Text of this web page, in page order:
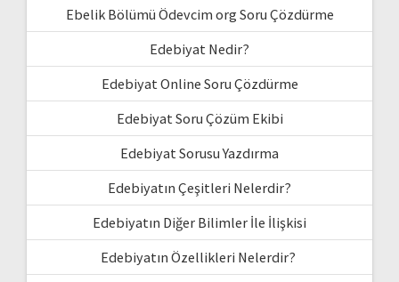
Ebelik Bölümü Ödevcim org Soru Çözdürme
Edebiyat Nedir?
Edebiyat Online Soru Çözdürme
Edebiyat Soru Çözüm Ekibi
Edebiyat Sorusu Yazdırma
Edebiyatın Çeşitleri Nelerdir?
Edebiyatın Diğer Bilimler İle İlişkisi
Edebiyatın Özellikleri Nelerdir?